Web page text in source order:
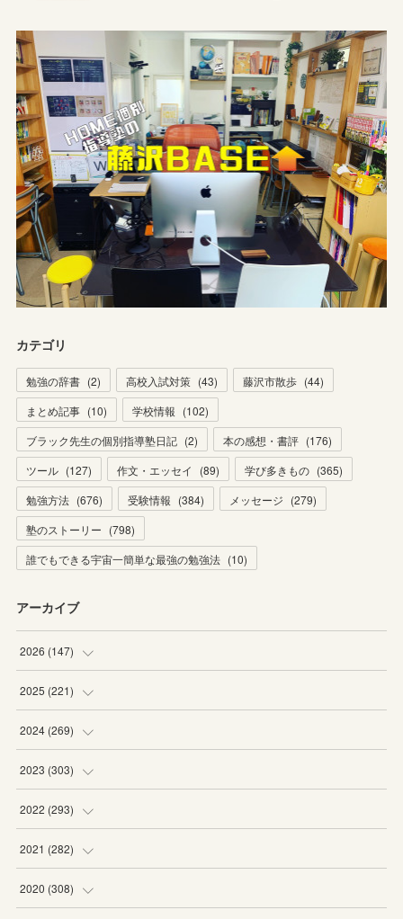
カテゴリ
勉強の辞書 (2) 高校入試対策 (43) 藤沢市散歩 (44)
まとめ記事 (10) 学校情報 (102)
ブラック先生の個別指導塾日記 (2) 本の感想・書評 (176)
ツール (127) 作文・エッセイ (89) 学び多きもの (365)
勉強方法 (676) 受験情報 (384) メッセージ (279)
塾のストーリー (798)
誰でもできる宇宙一簡単な最強の勉強法 (10)
アーカイブ
2026 (147)
(5)
(22
(20
(19
2025 (221)
(19
(20
(19
(20
2024 (269)
(16
(16
(21
(20
2023 (303)
(27
(25
(29
2022 (293)
(18
(27
2021 (282)
(19
2020 (308)